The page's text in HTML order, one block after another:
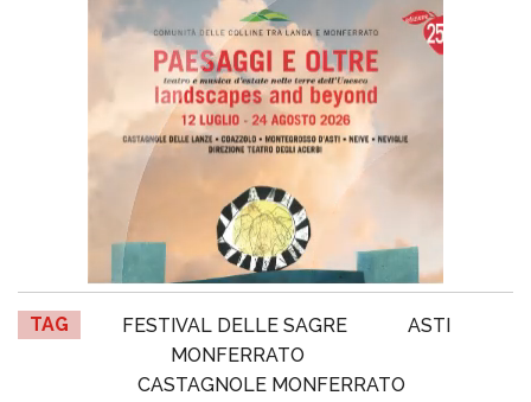
TAG FESTIVAL DELLE SAGRE
ASTI
MONFERRATO
CASTAGNOLE MONFERRATO